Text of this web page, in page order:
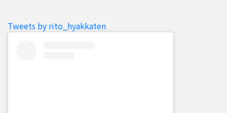
Tweets by rito_hyakkaten